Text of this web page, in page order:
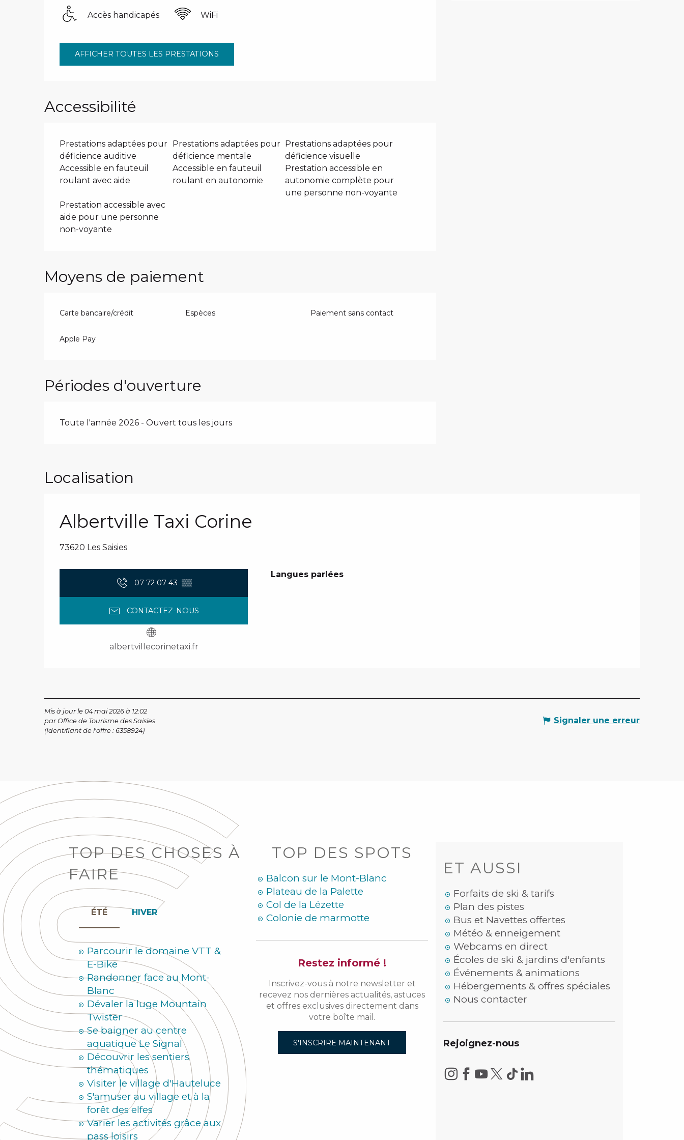
Accès handicapés WiFi
AFFICHER TOUTES LES PRESTATIONS
Accessibilité
Prestations adaptées pour
déficience auditive
Prestations adaptées pour
déficience mentale
Prestations adaptées pour
déficience visuelle
Accessible en fauteuil
roulant avec aide
Accessible en fauteuil
roulant en autonomie
Prestation accessible en
autonomie complète pour
une personne non-voyante
Prestation accessible avec
aide pour une personne
non-voyante
Moyens de paiement
Carte bancaire/crédit Espèces Paiement sans contact
Apple Pay
Périodes d'ouverture
Toute l'année 2026 - Ouvert tous les jours
Localisation
Albertville Taxi Corine
73620 Les Saisies
07 72 07 43 ▒▒
CONTACTEZ-NOUS
albertvillecorinetaxi.fr
Langues parlées
Langues parlées
Mis à jour le 04 mai 2026 à 12:02
par Office de Tourisme des Saisies
(Identifiant de l'offre : 6358924)
Signaler une erreur
TOP DES CHOSES À
FAIRE
HIVER
ÉTÉ
Parcourir le domaine VTT &
E-Bike
Randonner face au Mont-
Blanc
Dévaler la luge Mountain
Twister
Se baigner au centre
aquatique Le Signal
Découvrir les sentiers
thématiques
Visiter le village d'Hauteluce
S'amuser au village et à la
forêt des elfes
Varier les activités grâce aux
pass loisirs
TOP DES SPOTS
Balcon sur le Mont-Blanc
Plateau de la Palette
Col de la Lézette
Colonie de marmotte
Restez informé !
Inscrivez-vous à notre newsletter et
recevez nos dernières actualités, astuces
et offres exclusives directement dans
votre boîte mail.
S'INSCRIRE MAINTENANT
ET AUSSI
Forfaits de ski & tarifs
Plan des pistes
Bus et Navettes offertes
Météo & enneigement
Webcams en direct
Écoles de ski & jardins d'enfants
Événements & animations
Hébergements & offres spéciales
Nous contacter
Rejoignez-nous